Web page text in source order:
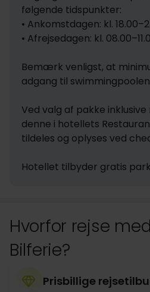
følgende tidspunkter:
• Ankomstdagen: kl.
• Afrejsedagen: kl.
Bemærk venligst, at
adgang til
Ved valg af pakke
denne i hotellets
tildeles og oplyses ved
Hotellet tilbyder gratis
Hvorfor rejse
Bilferie?
Prisbillige